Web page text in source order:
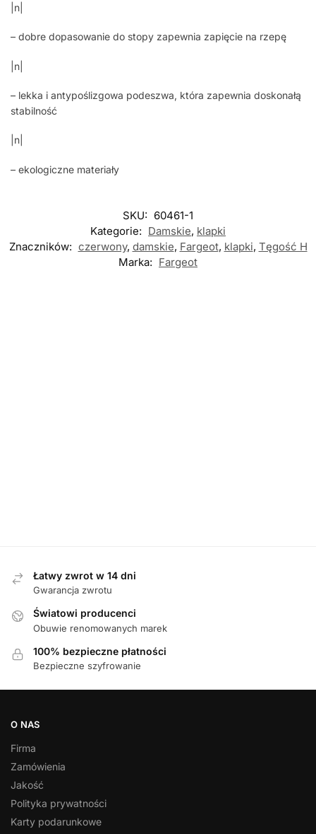
|n|
– dobre dopasowanie do stopy zapewnia zapięcie na rzepę
|n|
– lekka i antypoślizgowa podeszwa, która zapewnia doskonałą
stabilność
|n|
– ekologiczne materiały
SKU: 60461-1
Kategorie: Damskie, klapki
Znaczników: czerwony, damskie, Fargeot, klapki, Tęgość H
Marka: Fargeot
Łatwy zwrot w 14 dni
Gwarancja zwrotu
Światowi producenci
Obuwie renomowanych marek
100% bezpieczne płatności
Bezpieczne szyfrowanie
O NAS
Firma
Zamówienia
Jakość
Polityka prywatności
Karty podarunkowe